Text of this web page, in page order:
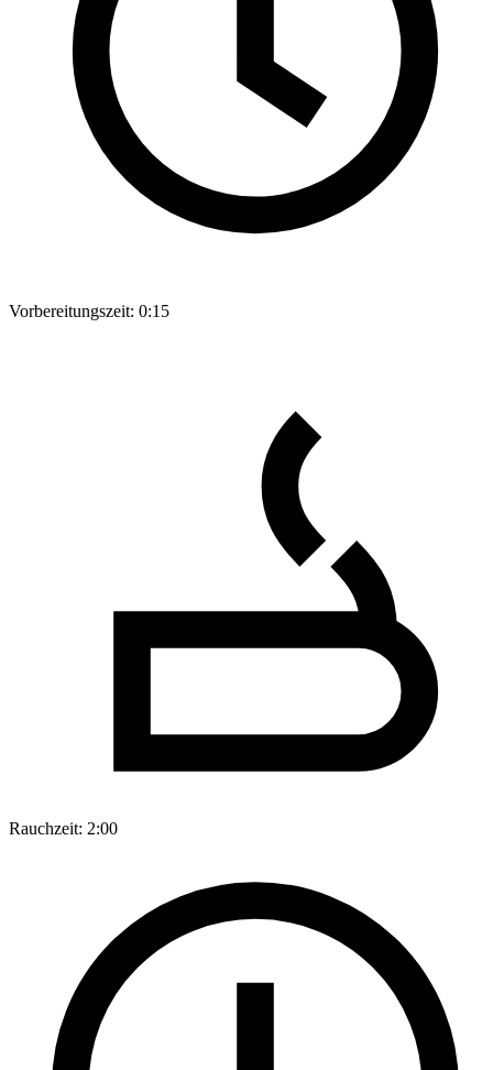
Vorbereitungszeit: 0:15
Rauchzeit: 2:00